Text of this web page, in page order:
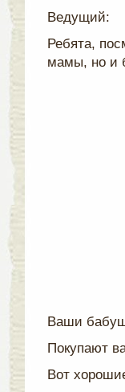
Ведущий:
Ребята,
мамы, но и
Ваши
Покупают
Вот